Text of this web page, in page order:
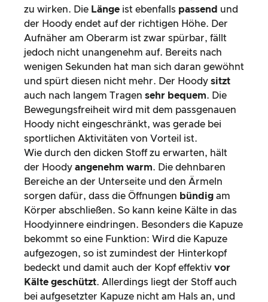
zu wirken. Die Länge ist ebenfalls passend und
der Hoody endet auf der richtigen Höhe. Der
Aufnäher am Oberarm ist zwar spürbar, fällt
jedoch nicht unangenehm auf. Bereits nach
wenigen Sekunden hat man sich daran gewöhnt
und spürt diesen nicht mehr. Der Hoody sitzt
auch nach langem Tragen sehr bequem. Die
Bewegungsfreiheit wird mit dem passgenauen
Hoody nicht eingeschränkt, was gerade bei
sportlichen Aktivitäten von Vorteil ist.
Wie durch den dicken Stoff zu erwarten, hält
der Hoody angenehm warm. Die dehnbaren
Bereiche an der Unterseite und den Ärmeln
sorgen dafür, dass die Öffnungen bündig am
Körper abschließen. So kann keine Kälte in das
Hoodyinnere eindringen. Besonders die Kapuze
bekommt so eine Funktion: Wird die Kapuze
aufgezogen, so ist zumindest der Hinterkopf
bedeckt und damit auch der Kopf effektiv vor
Kälte geschützt. Allerdings liegt der Stoff auch
bei aufgesetzter Kapuze nicht am Hals an, und